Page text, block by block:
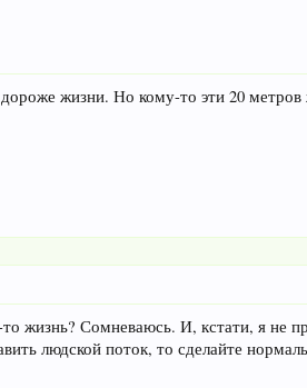
жизни. Но кому-то эти 20 метров
жизнь? Сомневаюсь. И, кстати, я не
людской поток, то сделайте